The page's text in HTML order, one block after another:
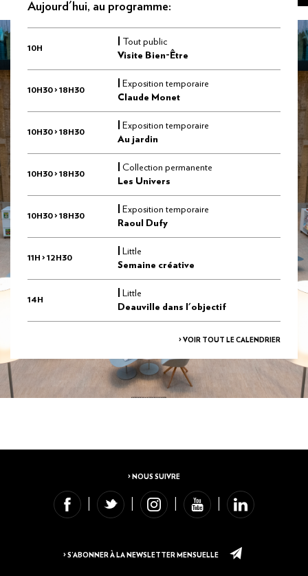
Aujourd'hui, au programme:
10H
Tout public
Visite Bien-Être
10H30 > 18H30
Exposition temporaire
Claude Monet
10H30 > 18H30
Exposition temporaire
Au jardin
10H30 > 18H30
Collection permanente
Les Univers
10H30 > 18H30
Exposition temporaire
Raoul Dufy
11H > 12H30
Little
Semaine créative
14H
Little
Deauville dans l'objectif
> VOIR TOUT LE CALENDRIER
> NOUS SUIVRE
> S’ABONNER À LA NEWSLETTER MENSUELLE